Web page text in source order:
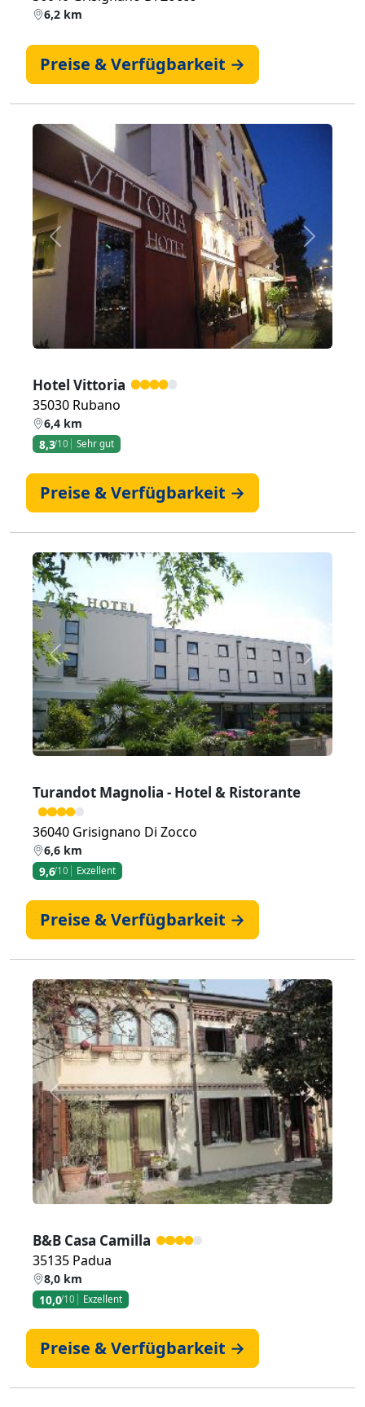
6,2 km
Preise & Verfügbarkeit →
Zurück Weiter
Hotel Vittoria
35030 Rubano
6,4 km
8,3/10 Sehr gut
Preise & Verfügbarkeit →
Zurück Weiter
Turandot Magnolia - Hotel & Ristorante
36040 Grisignano Di Zocco
6,6 km
9,6/10 Exzellent
Preise & Verfügbarkeit →
Zurück Weiter
B&B Casa Camilla
35135 Padua
8,0 km
10,0/10 Exzellent
Preise & Verfügbarkeit →